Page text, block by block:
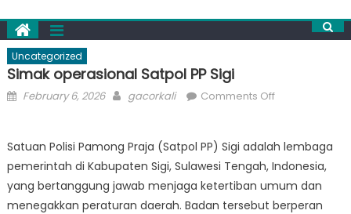
Uncategorized
Simak operasional Satpol PP Sigi
Posted
February 6, 2026 Author
gacorkali Comments Offon
Satpol
PP
Sigi
Satuan Polisi Pamong Praja (Satpol PP) Sigi adalah lembaga
pemerintah di Kabupaten Sigi, Sulawesi Tengah, Indonesia,
yang bertanggung jawab menjaga ketertiban umum dan
menegakkan peraturan daerah. Badan tersebut berperan